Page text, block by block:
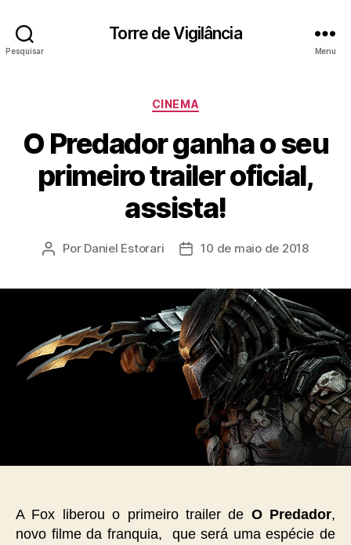
Pesquisar
Torre de Vigilância
Menu
Categorias
CINEMA
O Predador ganha o seu
primeiro trailer oficial,
assista!
Autor
Por Daniel Estorari
Data10 de maio de 2018
A Fox liberou o primeiro trailer de O Predador,
novo filme da franquia, que será uma espécie de